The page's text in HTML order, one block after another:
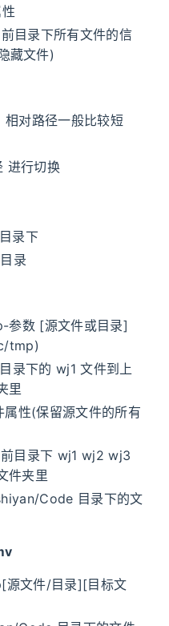
目录下所有文件的信
藏文件)
对路径一般比较短
进行切换
录下
录
参数 [源文件或目录]
tmp)
下的 wj1 文件到上
里
性(保留源文件的所有
目录下 wj1 wj2 wj3
件夹里
Code 目录下的文
源文件/目录][目标文